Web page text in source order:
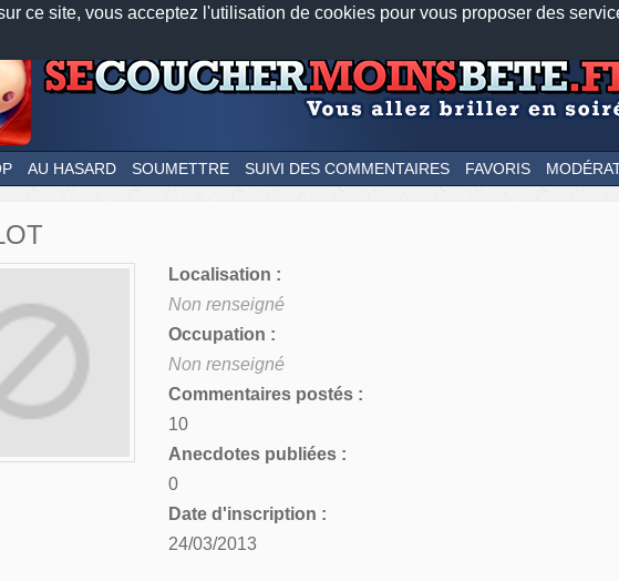
ce site, vous acceptez l'utilisation de cookies pour vous proposer des
Nos applications mobiles Newsletter
AU HASARD SOUMETTRE SUIVI DES COMMENTAIRES FAVORIS
Localisation :
Non renseigné
Occupation :
Non renseigné
Commentaires postés :
10
Anecdotes publiées :
0
Date d'inscription :
24/03/2013